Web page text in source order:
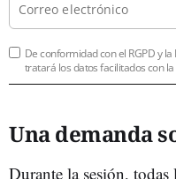
De conformidad con el RGPD y la
tratará los datos facilitados con
Una demanda
Durante la sesión, todas